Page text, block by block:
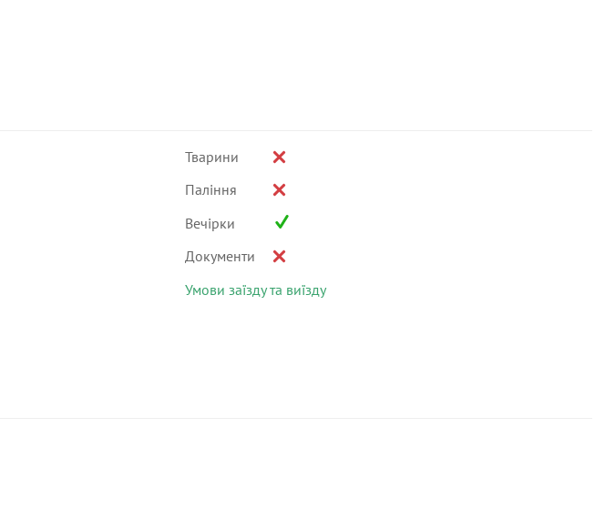
Тварини
Паління
Вечірки
Документи
Умови заїзду та виїзду